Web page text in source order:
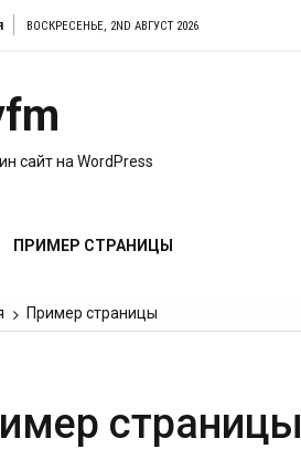
ВОСКРЕСЕНЬЕ, 2ND АВГУСТ 2026
сайт на WordPress
ПРИМЕР СТРАНИЦЫ
Пример страницы
страницы